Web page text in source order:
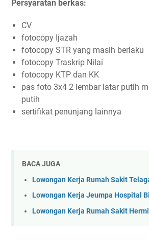
Persyaratan berkas:
CV
fotocopy Ijazah
fotocopy STR yang masih berlaku
fotocopy Traskrip Nilai
fotocopy KTP dan KK
pas foto 3x4 2 lembar latar putih
putih
sertifikat penunjang lainnya
BACA JUGA
Lowongan Kerja Rumah Sakit
Lowongan Kerja Jeumpa Hospital
Lowongan Kerja Rumah Sakit